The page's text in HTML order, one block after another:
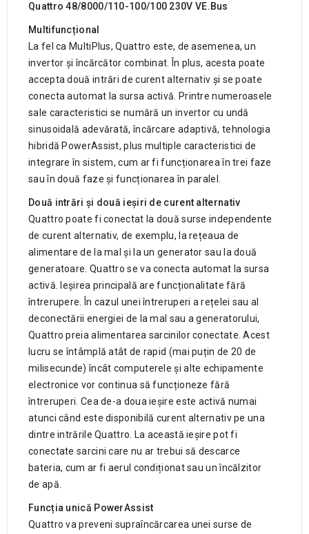
Quattro 48/8000/110-100/100 230V VE.Bus
Multifuncțional
La fel ca MultiPlus, Quattro este, de asemenea, un
invertor și încărcător combinat. În plus, acesta poate
accepta două intrări de curent alternativ și se poate
conecta automat la sursa activă. Printre numeroasele
sale caracteristici se numără un invertor cu undă
sinusoidală adevărată, încărcare adaptivă, tehnologia
hibridă PowerAssist, plus multiple caracteristici de
integrare în sistem, cum ar fi funcționarea în trei faze
sau în două faze și funcționarea în paralel.
Două intrări și două ieșiri de curent alternativ
Quattro poate fi conectat la două surse independente
de curent alternativ, de exemplu, la rețeaua de
alimentare de la mal și la un generator sau la două
generatoare. Quattro se va conecta automat la sursa
activă. Ieșirea principală are funcționalitate fără
întrerupere. În cazul unei întreruperi a rețelei sau al
deconectării energiei de la mal sau a generatorului,
Quattro preia alimentarea sarcinilor conectate. Acest
lucru se întâmplă atât de rapid (mai puțin de 20 de
milisecunde) încât computerele și alte echipamente
electronice vor continua să funcționeze fără
întreruperi. Cea de-a doua ieșire este activă numai
atunci când este disponibilă curent alternativ pe una
dintre intrările Quattro. La această ieșire pot fi
conectate sarcini care nu ar trebui să descarce
bateria, cum ar fi aerul condiționat sau un încălzitor
de apă.
Funcția unică PowerAssist
Quattro va preveni supraîncărcarea unei surse de